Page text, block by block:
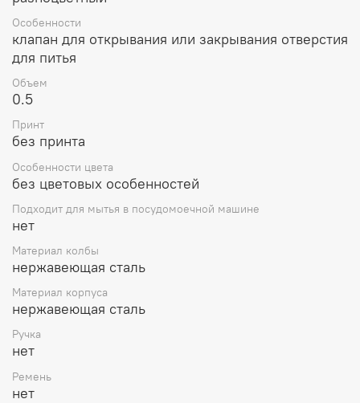
жизненонеобходимо в жару.
Корпус изотермической термокружки сделан из нержавеющей
Стоящий и полезный подарок для людей, любящих
Особенности
клапан для открывания или закрывания отверстия
для питья
Объем
0.5
Принт
без принта
Особенности цвета
без цветовых особенностей
Подходит для мытья в посудомоечной машине
нет
Материал колбы
нержавеющая сталь
Материал корпуса
нержавеющая сталь
Ручка
нет
Ремень
нет